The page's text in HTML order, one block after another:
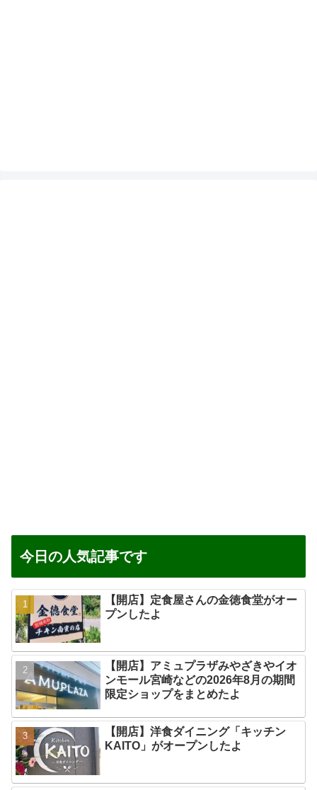
今日の人気記事です
【開店】定食屋さんの金徳食堂がオー
プンしたよ
【開店】アミュプラザみやざきやイオ
ンモール宮崎などの2026年8月の期間
限定ショップをまとめたよ
【開店】洋食ダイニング「キッチン
KAITO」がオープンしたよ